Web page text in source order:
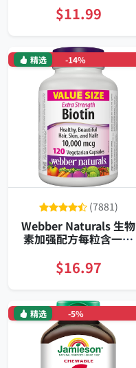
和不刺激 素食适用 持续
释放
$11.99
-14%
精选
(7881)
Webber Naturals 生物
素加强配方每粒含一万
120粒纯素
$16.97
-5%
精选